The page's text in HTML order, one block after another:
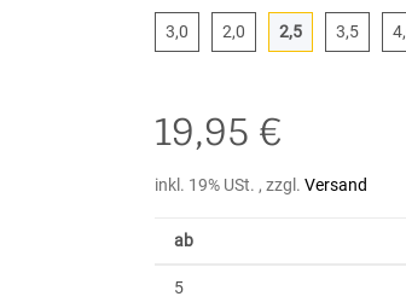
3,0 2,0 2,52,5 3,53,5
19,95 €
inkl. 19% USt. , zzgl. Versand
ab
5